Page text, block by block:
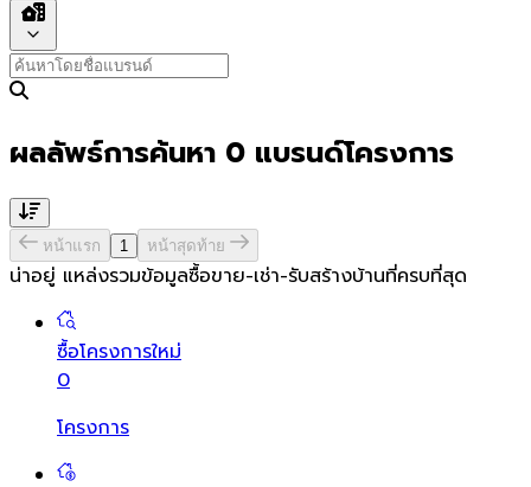
ผลลัพธ์การค้นหา 0 แบรนด์โครงการ
หน้าแรก 1 หน้าสุดท้าย
น่าอยู่ แหล่งรวมข้อมูลซื้อขาย-เช่า-รับสร้างบ้านที่ครบที่สุด
ซื้อโครงการใหม่
0
โครงการ